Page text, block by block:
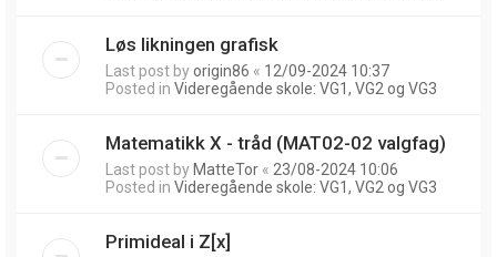
Løs likningen grafisk
Last post byorigin86 « 12/09-2024 10:37
Posted in Videregående skole: VG1, VG2 og VG3
Matematikk X - tråd (MAT02-02 valgfag)
Last post by MatteTor « 23/08-2024 10:06
Posted in Videregående skole: VG1, VG2 og VG3
Primideal i Z[x]